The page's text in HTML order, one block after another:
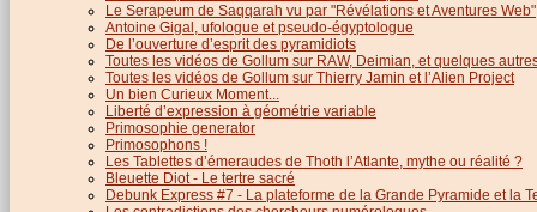
Le Serapeum de Saqqarah vu par "Révélations et Aventures Web"
Antoine Gigal, ufologue et pseudo-égyptologue
De l’ouverture d’esprit des pyramidiots
Toutes les vidéos de Gollum sur RAW, Deimian, et quelques
Toutes les vidéos de Gollum sur Thierry Jamin et l’Alien Project
Un bien Curieux Moment...
Liberté d’expression à géométrie variable
Primosophie generator
Primosophons !
Les Tablettes d’émeraudes de Thoth l’Atlante, mythe ou réalité ?
Bleuette Diot - Le tertre sacré
Debunk Express #7 - La plateforme de la Grande Pyramide et la